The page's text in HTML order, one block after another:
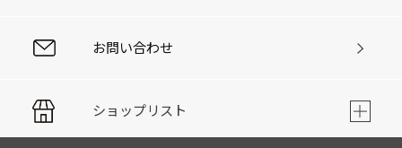
お問い合わせ
ショップリスト